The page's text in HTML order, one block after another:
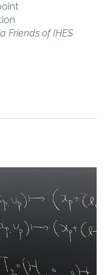
Friends of IHES